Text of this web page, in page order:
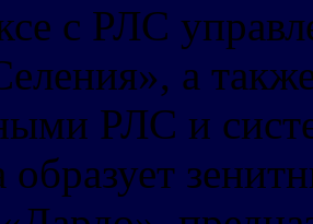
с РЛС
а
РЛС и
образует